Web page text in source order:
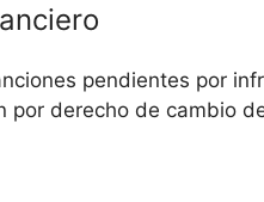
pendientes por
por derecho de cambio